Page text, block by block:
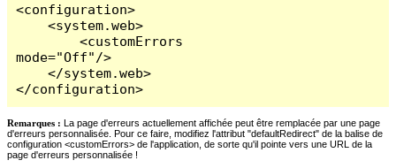
<configuration>
    <system.web>
        <customErrors
mode="Off"/>
    </system.web>
</configuration>
Remarques : La page d'erreurs actuellement affichée peut être remplacée par une page
d'erreurs personnalisée. Pour ce faire, modifiez l'attribut "defaultRedirect" de la balise de
configuration <customErrors> de l'application, de sorte qu'il pointe vers une URL de la
page d'erreurs personnalisée !